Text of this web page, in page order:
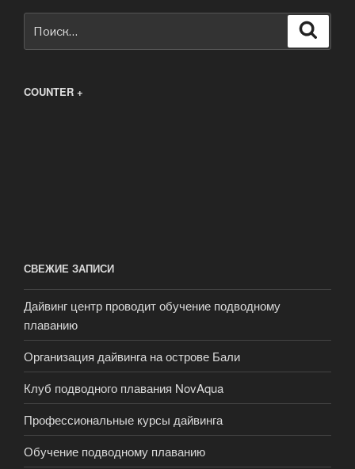
COUNTER +
СВЕЖИЕ ЗАПИСИ
Дайвинг центр проводит обучение подводному
плаванию
Организация дайвинга на острове Бали
Клуб подводного плавания NovAqua
Профессиональные курсы дайвинга
Обучение подводному плаванию